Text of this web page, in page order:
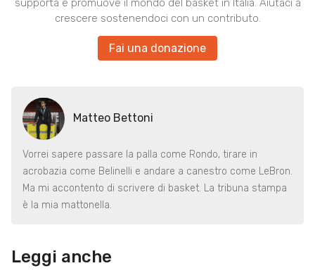
supporta e promuove il mondo del basket in Italia. Aiutaci a
crescere sostenendoci con un contributo.
Fai una donazione
Matteo Bettoni
Vorrei sapere passare la palla come Rondo, tirare in
acrobazia come Belinelli e andare a canestro come LeBron.
Ma mi accontento di scrivere di basket. La tribuna stampa
è la mia mattonella.
Leggi anche